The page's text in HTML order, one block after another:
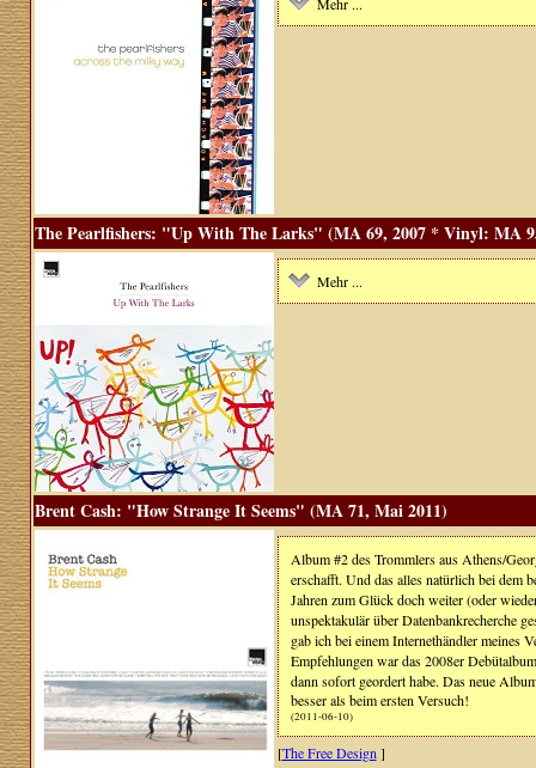
The Pearlfishers: "Up With The Larks" (MA 69, 2007 * Vinyl: MA
Mehr ...
Brent Cash: "How Strange It Seems" (MA 71, Mai 2011)
Album #2 des Trommlers aus Athens/
erschafft. Und das alles natürlich bei dem
Jahren zum Glück doch weiter (oder
unspektakulär über Datenbankrecherche
gab ich bei einem Internethändler meines
Empfehlungen war das 2008er
dann sofort geordert habe. Das neue
besser als beim ersten Versuch!
(2011-06-10)
[The Free Design ]